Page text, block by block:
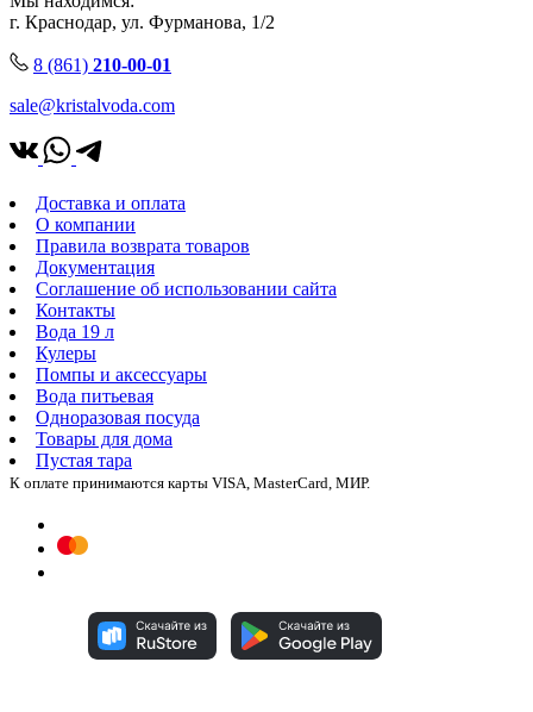
г. Краснодар, ул. Фурманова, 1/2
8 (861) 210-00-01
sale@kristalvoda.com
Доставка и оплата
О компании
Правила возврата товаров
Документация
Соглашение об использовании сайта
Контакты
Вода 19 л
Кулеры
Помпы и аксессуары
Вода питьевая
Одноразовая посуда
Товары для дома
Пустая тара
К оплате принимаются карты VISA, MasterCard, МИР.